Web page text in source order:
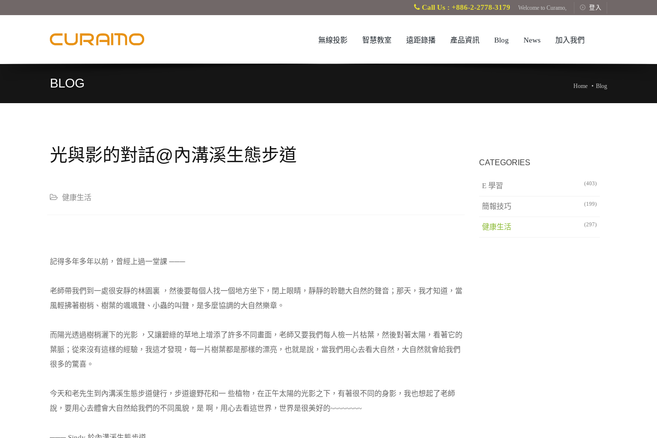
Call Us : +886-2-2778-3179 Welcome to Curamo, 登入
無線投影 智慧教室 遠距錄播 產品資訊 Blog News 加入我們
BLOG Home Blog
光與影的對話@內溝溪生態步道
健康生活
記得多年多年以前，曾經上過一堂課 ───
老師帶我們到一處很安靜的林園裏 ，然後要每個人找一個地方坐下，閉上眼睛，靜靜的聆聽大自然的聲音；那天，我才知道，當
風輕拂著樹梢、樹葉的颯颯聲、小蟲的叫聲，是多麼協調的大自然樂章。
而陽光透過樹梢灑下的光影 ，又讓碧綠的草地上增添了許多不同畫面，老師又要我們每人檢一片枯葉，然後對著太陽，看著它的
葉脈；從來沒有這樣的經驗，我這才發現，每一片樹葉都是那樣的漂亮，也就是說，當我們用心去看大自然，大自然就會給我們
很多的驚喜。
今天和老先生到內溝溪生態步道健行，步道邊野花和一 些植物，在正午太陽的光影之下，有著很不同的身影，我也想起了老師
說，要用心去體會大自然給我們的不同風貌，是 啊，用心去看這世界，世界是很美好的~~~~~~~~
CATEGORIES
(403)
E 學習
(199)
簡報技巧
(297)
健康生活